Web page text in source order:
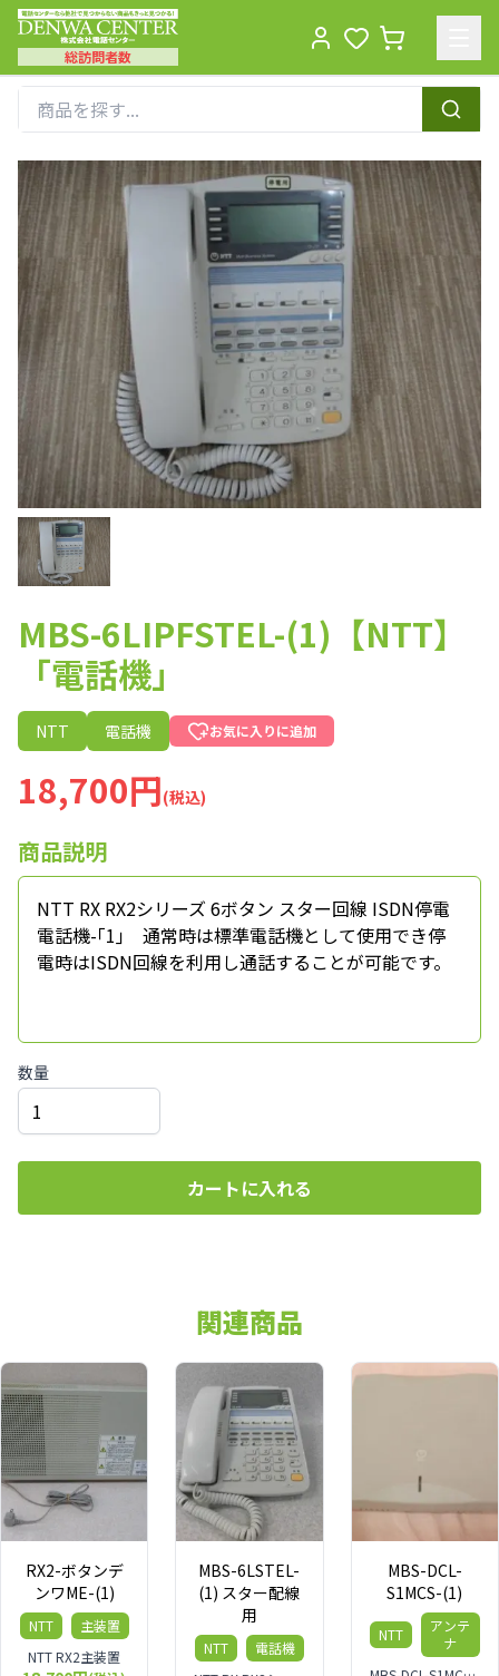
総訪問者数
MBS-6LIPFSTEL-(1)【NTT】
「電話機」
NTT 電話機 お気に入りに追加
18,700円(税込)
商品説明
NTT RX RX2シリーズ 6ボタン スター回線 ISDN停電
電話機-｢1｣ 通常時は標準電話機として使用でき停
電時はISDN回線を利用し通話することが可能です。
数量
カートに入れる
関連商品
RX2-ボタンデ
ンワME-(1)
NTT
主装置
NTT RX2主装置
MBS-6LSTEL-
(1) スター配線
用
NTT
電話機
MBS-DCL-
S1MCS-(1)
NTT
アンテ
ナ